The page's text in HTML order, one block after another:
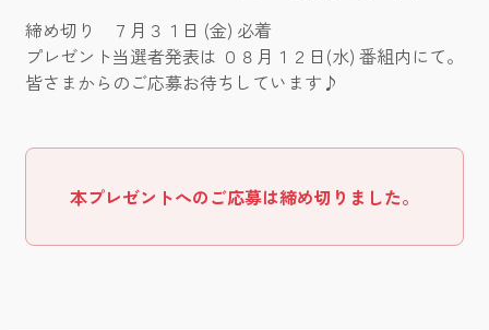
締め切り ７月３１日 (金) 必着
プレゼント当選者発表は ０８月１２日(水) 番組内にて。
皆さまからのご応募お待ちしています♪
本プレゼントへのご応募は締め切りました。